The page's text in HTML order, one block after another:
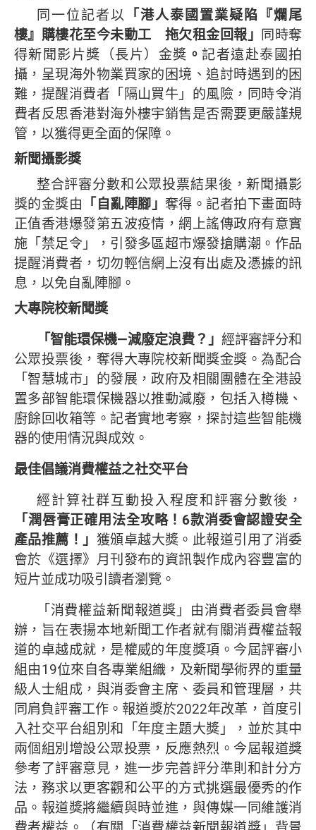
同一位記者以 「港人泰國置業疑陷『爛尾
樓』購樓花至今未動工 拖欠租金回報」 同時奪
得新聞影片獎（長片）金獎 。記者遠赴泰國拍
攝，呈現海外物業買家的困境、追討時遇到的困
難，提醒消費者「隔山買牛」的風險，同時令消
費者反思香港對海外樓宇銷售是否需要更嚴謹規
管，以獲得更全面的保障。
新聞攝影獎
整合評審分數和公眾投票結果後，新聞攝影
獎的金獎由 「自亂陣腳」 奪得。記者拍下畫面時
正值香港爆發第五波疫情，網上謠傳政府有意實
施「禁足令」，引發多區超市爆發搶購潮。作品
提醒消費者，切勿輕信網上沒有出處及憑據的訊
息，以免自亂陣腳。
大專院校新聞獎
「智能環保機—減廢定浪費？」 經評審評分和
公眾投票後，奪得大專院校新聞獎金獎。為配合
「智慧城市」的發展，政府及相關團體在全港設
置多部智能環保機器以推動減廢，包括入樽機、
廚餘回收箱等。記者實地考察，探討這些智能機
器的使用情況與成效。
最佳倡議消費權益之社交平台
經計算社群互動投入程度和評審分數後，
「潤唇膏正確用法全攻略！ 6款消委會認證安全
產品推薦！」 獲頒卓越大獎。此報道引用了消委
會於《選擇》月刊發布的資訊製作成內容豐富的
短片並成功吸引讀者瀏覽。
「消費權益新聞報道獎」由消費者委員會舉
辦，旨在表揚本地新聞工作者就有關消費權益報
道的卓越成就，是權威的年度獎項。今屆評審小
組由19位來自各專業組織，及新聞學術界的重量
級人士組成，與消委會主席、委員和管理層，共
同肩負評審工作。報道獎於2022年改革，首度引
入社交平台組別和「年度主題大獎」，並於其中
兩個組別增設公眾投票，反應熱烈。今屆報道獎
參考了評審意見，進一步完善評分準則和計分方
法，務求以更客觀和公平的方式挑選最優秀的作
品。報道獎將繼續與時並進，與傳媒一同維護消